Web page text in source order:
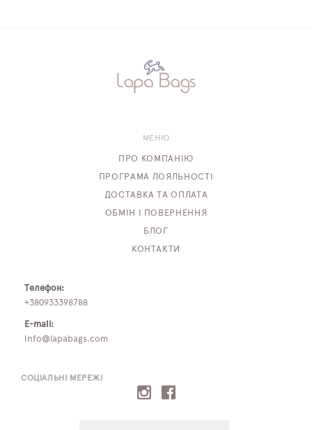
СОЦІАЛЬНІ МЕРЕЖІ
МЕНЮ
ПРО КОМПАНІЮ
ПРОГРАМА ЛОЯЛЬНОСТІ
ДОСТАВКА ТА ОПЛАТА
ОБМІН І ПОВЕРНЕННЯ
БЛОГ
КОНТАКТИ
Телефон:
+380933398788
E-mail:
info@lapabags.com